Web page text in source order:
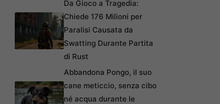
Da Gioco a Tragedia:
Chiede 176 Milioni per
Paralisi Causata da
Swatting Durante Partita
di Rust
Abbandona Pongo, il suo
cane meticcio, senza cibo
né acqua durante le